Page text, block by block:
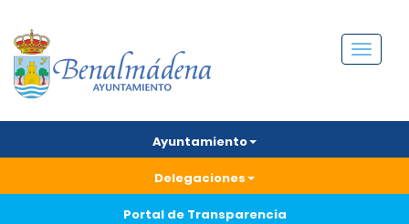
Menú
Ayuntamiento
Delegaciones
Portal de Transparencia